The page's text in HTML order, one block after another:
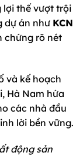
lợi thế vượt trội
dự án như KCN
chứng rõ nét
và kế hoạch
Hà Nam hứa
các nhà đầu
lời bền vững.
động sản